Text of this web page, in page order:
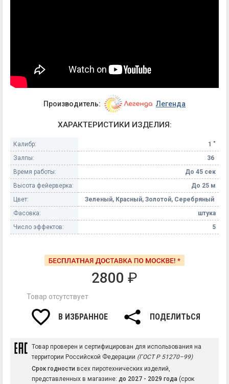
Производитель: Легенда
ХАРАКТЕРИСТИКИ ИЗДЕЛИЯ:
Калибр:
1 "
Залпы:
36
Время работы:
До 45 сек
Высота фейерверка:
До 25 м
Цвет:
Зеленый, Красный, Золотой, Серебряный
Фасовка:
штука
Число эффектов:
5
2800 ₽
Товар отсутствует
В ИЗБРАННОЕ ПОДЕЛИТЬСЯ
Товар проверен и сертифицирован для использования на
территории Российской Федерации (ГОСТ Р 51270–99)
Срок годности всех пиротехнических изделий,
представленных в магазине: до 2027 - 2029 года (срок